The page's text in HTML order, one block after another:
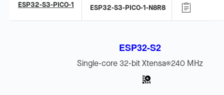
ESP32-S3-PICO-1 ESP32-S3-PICO-1-N8R8
ESP32-S2
Single-core 32-bit Xtensa®240 MHz